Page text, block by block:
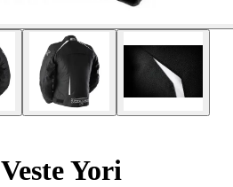
Veste Yori